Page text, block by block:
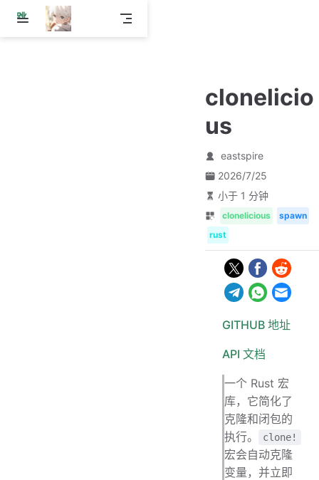
跳
clonelicio
us
eastspire
2026/7/25
小于 1 分钟
clonelicious
spawn
rust
GITHUB 地址
API 文档
一个 Rust 宏
库，它简化了
克隆和闭包的
执行。
clone!
宏会自动克隆
变量，并立即